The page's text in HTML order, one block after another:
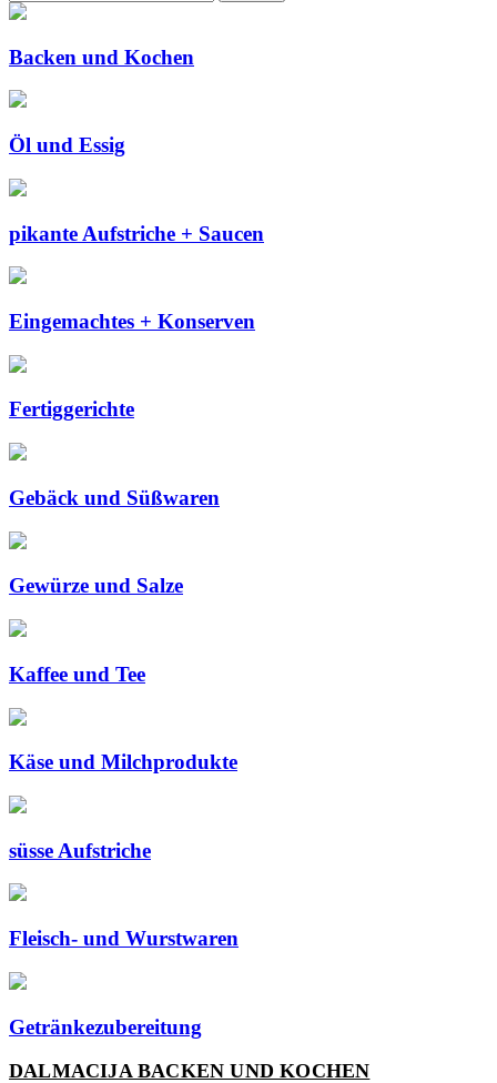
Backen und Kochen
Öl und Essig
pikante Aufstriche + Saucen
Eingemachtes + Konserven
Fertiggerichte
Gebäck und Süßwaren
Gewürze und Salze
Kaffee und Tee
Käse und Milchprodukte
süsse Aufstriche
Fleisch- und Wurstwaren
Getränkezubereitung
DALMACIJA BACKEN UND KOCHEN